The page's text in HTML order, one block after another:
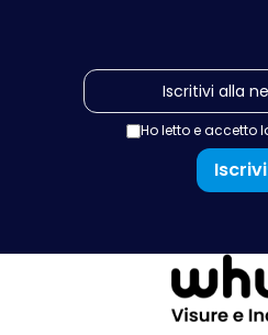
Ho letto e accetto